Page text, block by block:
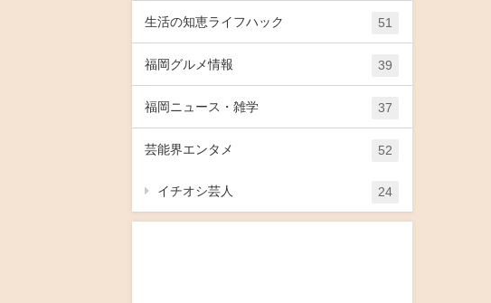
生活の知恵ライフハック 51
福岡グルメ情報 39
福岡ニュース・雑学 37
芸能界エンタメ 52
イチオシ芸人 24